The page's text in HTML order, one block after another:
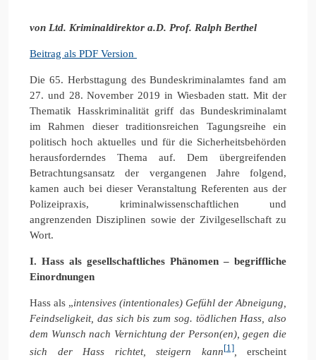
von Ltd. Kriminaldirektor a.D. Prof. Ralph Berthel
Beitrag als PDF Version
Die 65. Herbsttagung des Bundeskriminalamtes fand am
27. und 28. November 2019 in Wiesbaden statt. Mit der
Thematik Hasskriminalität griff das Bundeskriminalamt
im Rahmen dieser traditionsreichen Tagungsreihe ein
politisch hoch aktuelles und für die Sicherheitsbehörden
herausforderndes Thema auf. Dem übergreifenden
Betrachtungsansatz der vergangenen Jahre folgend,
kamen auch bei dieser Veranstaltung Referenten aus der
Polizeipraxis, kriminalwissenschaftlichen und
angrenzenden Disziplinen sowie der Zivilgesellschaft zu
Wort.
I. Hass als gesellschaftliches Phänomen – begriffliche
Einordnungen
Hass als „intensives (intentionales) Gefühl der Abneigung,
Feindseligkeit, das sich bis zum sog. tödlichen Hass, also
dem Wunsch nach Vernichtung der Person(en), gegen die
sich der Hass richtet, steigern kann[1], erscheint